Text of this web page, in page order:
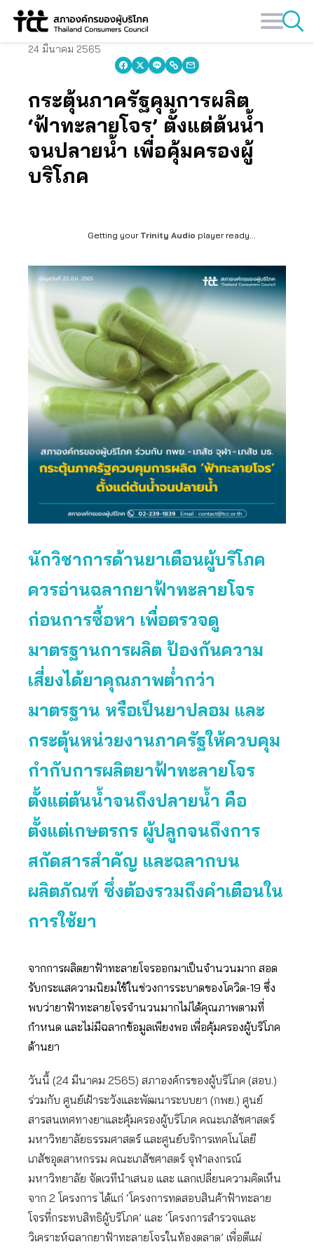
Skip
24 มีนาคม 2565
กระตุ้นภาครัฐคุมการผลิต
‘ฟ้าทะลายโจร’ ตั้งแต่ต้นน้ำ
จนปลายน้ำ เพื่อคุ้มครองผู้
บริโภค
Getting your Trinity Audio player ready...
นักวิชาการด้านยาเตือนผู้บริโภค
ควรอ่านฉลากยาฟ้าทะลายโจร
ก่อนการซื้อหา เพื่อตรวจดู
มาตรฐานการผลิต ป้องกันความ
เสี่ยงได้ยาคุณภาพต่ำกว่า
มาตรฐาน หรือเป็นยาปลอม และ
กระตุ้นหน่วยงานภาครัฐให้ควบคุม
กำกับการผลิตยาฟ้าทะลายโจร
ตั้งแต่ต้นน้ำจนถึงปลายน้ำ คือ
ตั้งแต่เกษตรกร ผู้ปลูกจนถึงการ
สกัดสารสำคัญ และฉลากบน
ผลิตภัณฑ์ ซึ่งต้องรวมถึงคำเตือนใน
การใช้ยา
จากการผลิตยาฟ้าทะลายโจรออกมาเป็นจำนวนมาก สอด
รับกระแสความนิยมใช้ในช่วงการระบาดของโควิด-19 ซึ่ง
พบว่ายาฟ้าทะลายโจรจำนวนมากไม่ได้คุณภาพตามที่
กำหนด และไม่มีฉลากข้อมูลเพียงพอ เพื่อคุ้มครองผู้บริโภค
ด้านยา
วันนี้ (24 มีนาคม 2565) สภาองค์กรของผู้บริโภค (สอบ.)
ร่วมกับ ศูนย์เฝ้าระวังและพัฒนาระบบยา (กพย.) ศูนย์
สารสนเทศทางยาและคุ้มครองผู้บริโภค คณะเภสัชศาสตร์
มหาวิทยาลัยธรรมศาสตร์ และศูนย์บริการเทคโนโลยี
เภสัชอุตสาหกรรม คณะเภสัชศาสตร์ จุฬาลงกรณ์
มหาวิทยาลัย จัดเวทีนำเสนอ และ แลกเปลี่ยนความคิดเห็น
จาก 2 โครงการ ได้แก่ ‘โครงการทดสอบสินค้าฟ้าทะลาย
โจรที่กระทบสิทธิผู้บริโภค’ และ ‘โครงการสำรวจและ
วิเคราะห์ฉลากยาฟ้าทะลายโจรในท้องตลาด’ เพื่อตีแผ่